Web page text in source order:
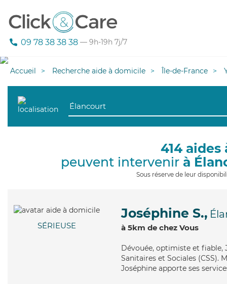
09 78 38 38 38 — 9h-19h 7j/7
Accueil Recherche aide à domicile Île-de-France
414
peuvent intervenir à
Sous réserve de leur
SÉRIEUSE
Joséphine S.,
à 5km de chez Vous
Dévouée, optimiste et fiable,
Sanitaires et Sociales (CSS).
Joséphine apporte ses